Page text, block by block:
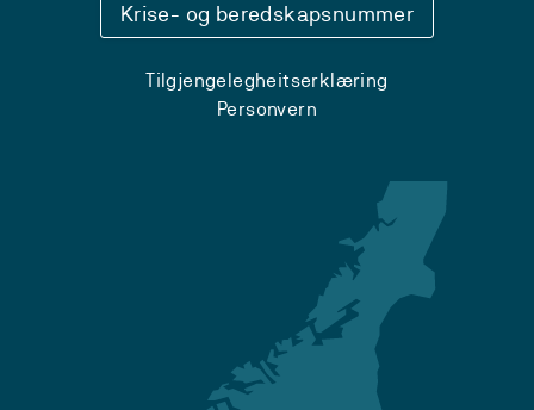
Krise- og beredskapsnummer
Tilgjengelegheitserklæring
Personvern